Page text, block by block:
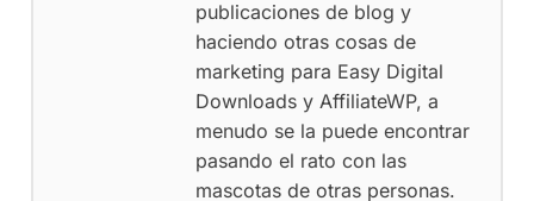
publicaciones de blog y
haciendo otras cosas de
marketing para Easy Digital
Downloads y AffiliateWP, a
menudo se la puede encontrar
pasando el rato con las
mascotas de otras personas.